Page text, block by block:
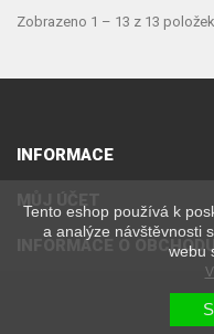
Zobrazeno 1 – 13 z 13 položek
INFORMACE
INFORMACE O
Tento eshop používá k
a analýze návštěvnosti
webu